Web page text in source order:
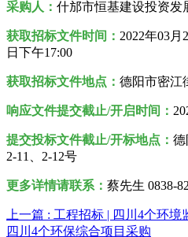
采购人： 什邡市恒基建设投资发
获取招标文件时间： 2022年03月
日下午17:00
获取招标文件地点： 德阳市密江
响应文件提交截止/开启时间：
提交投标文件截止/开标地点： 德
2-11、2-12号
更多详情请联系： 蔡先生 0838-
上一篇 : 工程招标 | 四川4个环境
四川4个环保综合项目采购